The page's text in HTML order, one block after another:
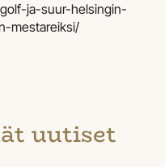
ja-suur-helsingin-
mestareiksi/
uutiset